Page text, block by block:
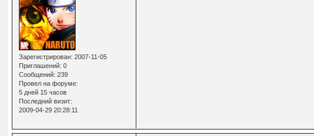
Зарегистрирован: 2007-11-05
Приглашений: 0
Сообщений: 239
Провел на форуме:
5 дней 15 часов
Последний визит:
2009-04-29 20:28:11